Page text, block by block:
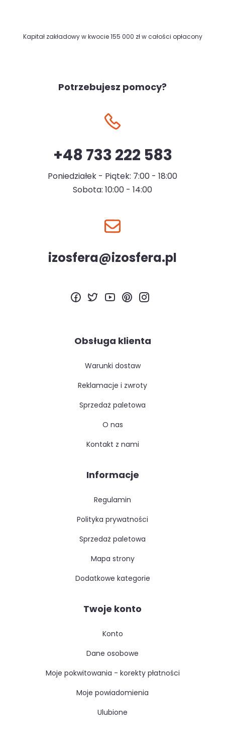
Kapitał zakładowy w kwocie 155 000 zł w całości opłacony
Potrzebujesz pomocy?
+48 733 222 583
Poniedziałek - Piątek: 7:00 - 18:00
Sobota: 10:00 - 14:00
izosfera@izosfera.pl
Obsługa klienta
warunki dostaw
reklamacje i zwroty
sprzedaż paletowa
o nas
kontakt z nami
Informacje
regulamin
polityka prywatności
sprzedaż paletowa
mapa strony
dodatkowe kategorie
Twoje konto
konto
dane osobowe
moje pokwitowania - korekty płatności
moje powiadomienia
ulubione